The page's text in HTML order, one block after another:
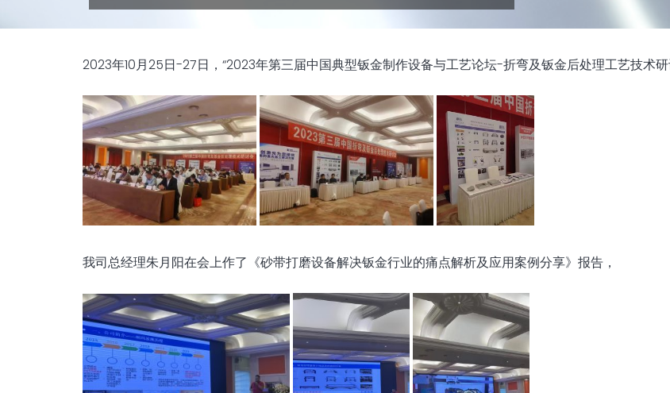
2023年10月25日-27日，“2023年第三届中国典型钣金制作设备与工艺论坛-折弯及钣金后处理工艺技术研
我司总经理朱月阳在会上作了《砂带打磨设备解决钣金行业的痛点解析及应用案例分享》报告，